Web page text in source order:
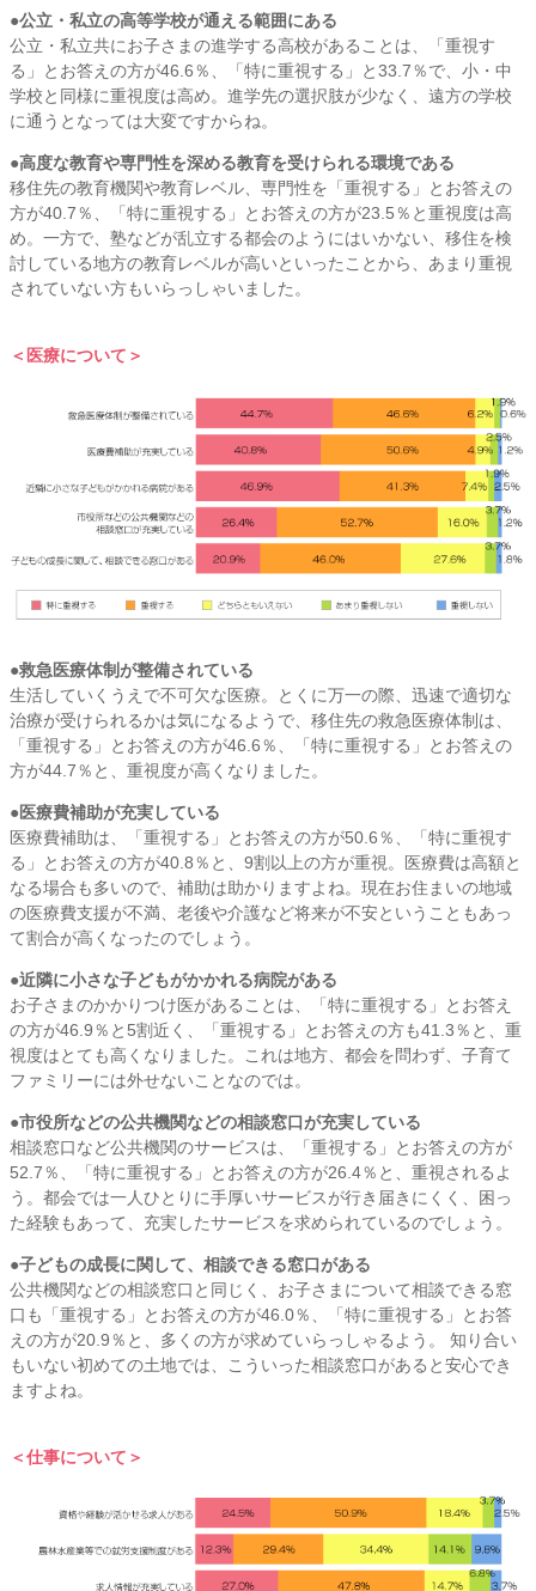
●公立・私立の高等学校が通える範囲にある
公立・私立共にお子さまの進学する高校があることは、「重視す
る」とお答えの方が46.6％、「特に重視する」と33.7％で、小・中
学校と同様に重視度は高め。進学先の選択肢が少なく、遠方の学校
に通うとなっては大変ですからね。
●高度な教育や専門性を深める教育を受けられる環境である
移住先の教育機関や教育レベル、専門性を「重視する」とお答えの
方が40.7％、「特に重視する」とお答えの方が23.5％と重視度は高
め。一方で、塾などが乱立する都会のようにはいかない、移住を検
討している地方の教育レベルが高いといったことから、あまり重視
されていない方もいらっしゃいました。
＜医療について＞
●救急医療体制が整備されている
生活していくうえで不可欠な医療。とくに万一の際、迅速で適切な
治療が受けられるかは気になるようで、移住先の救急医療体制は、
「重視する」とお答えの方が46.6％、「特に重視する」とお答えの
方が44.7％と、重視度が高くなりました。
●医療費補助が充実している
医療費補助は、「重視する」とお答えの方が50.6％、「特に重視す
る」とお答えの方が40.8％と、9割以上の方が重視。医療費は高額と
なる場合も多いので、補助は助かりますよね。現在お住まいの地域
の医療費支援が不満、老後や介護など将来が不安ということもあっ
て割合が高くなったのでしょう。
●近隣に小さな子どもがかかれる病院がある
お子さまのかかりつけ医があることは、「特に重視する」とお答え
の方が46.9％と5割近く、「重視する」とお答えの方も41.3％と、重
視度はとても高くなりました。これは地方、都会を問わず、子育て
ファミリーには外せないことなのでは。
●市役所などの公共機関などの相談窓口が充実している
相談窓口など公共機関のサービスは、「重視する」とお答えの方が
52.7％、「特に重視する」とお答えの方が26.4％と、重視されるよ
う。都会では一人ひとりに手厚いサービスが行き届きにくく、困っ
た経験もあって、充実したサービスを求められているのでしょう。
●子どもの成長に関して、相談できる窓口がある
公共機関などの相談窓口と同じく、お子さまについて相談できる窓
口も「重視する」とお答えの方が46.0％、「特に重視する」とお答
えの方が20.9％と、多くの方が求めていらっしゃるよう。 知り合い
もいない初めての土地では、こういった相談窓口があると安心でき
ますよね。
＜仕事について＞